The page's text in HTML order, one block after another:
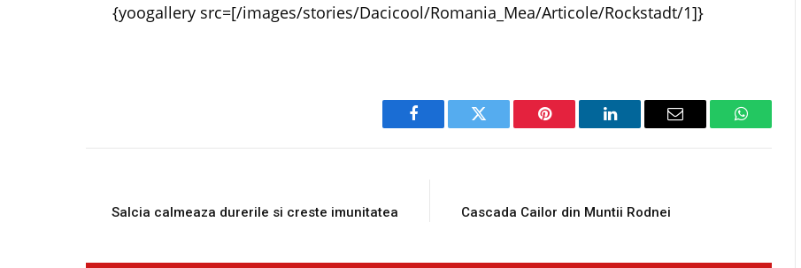
{yoogallery src=[/images/stories/Dacicool/Romania_Mea/Articole/Rockstadt/1]}
Facebook Twitter Pinterest LinkedIn Email WhatsApp
Salcia calmeaza durerile si creste imunitatea Cascada Cailor din Muntii Rodnei